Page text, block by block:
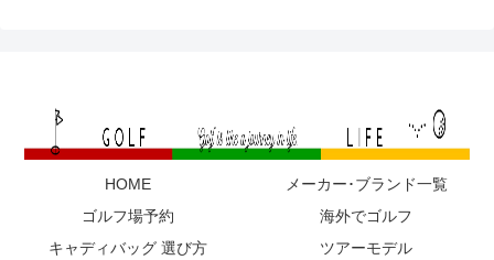
HOME
メーカー･ブランド一覧
ゴルフ場予約
海外でゴルフ
キャディバッグ 選び方
ツアーモデル